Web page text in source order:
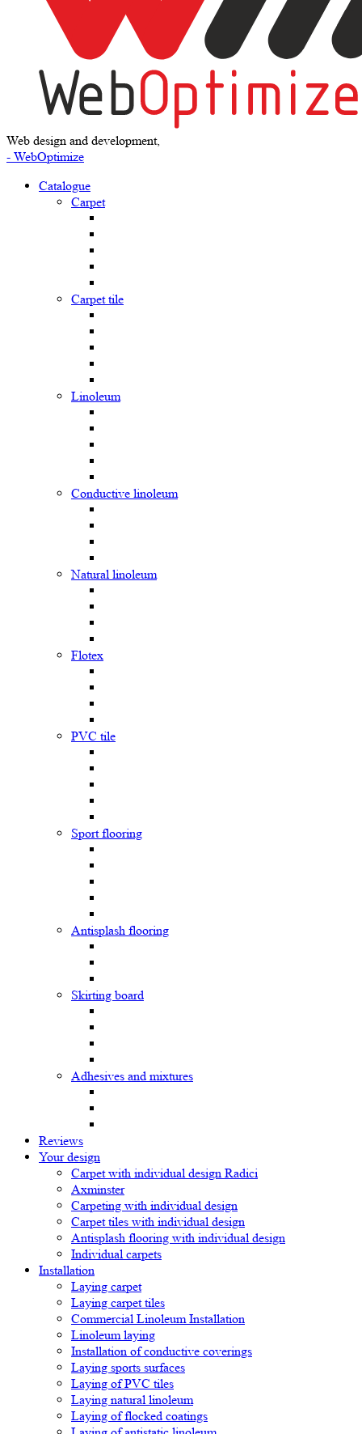
Web design and development,
- WebOptimize
Catalogue
Carpet
Carpet tile
Linoleum
Сonductive linoleum
Natural linoleum
Flotex
PVC tile
Sport flooring
Antisplash flooring
Skirting board
Adhesives and mixtures
Reviews
Your design
Carpet with individual design Radici
Axminster
Carpeting with individual design
Carpet tiles with individual design
Antisplash flooring with individual design
Individual carpets
Installation
Laying carpet
Laying carpet tiles
Commercial Linoleum Installation
Linoleum laying
Installation of conductive coverings
Laying sports surfaces
Laying of PVC tiles
Laying natural linoleum
Laying of flocked coatings